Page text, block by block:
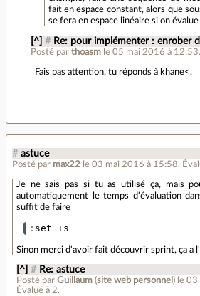
fait en espace constant, alors que
se fera en espace linéaire si on
[^] # Re: pour implémenter : enrober
Posté par thoasm le 05 mai 2016 à 12:53.
Fais pas attention, tu réponds à khane<.
# astuce
Posté par max22 le 03 mai 2016 à 15:58.
Je ne sais pas si tu as utilisé ça, mais
automatiquement le temps d'évaluation
suffit de faire
: set +s
Sinon merci d'avoir fait découvrir sprint, ça a
[^] # Re: astuce
Posté parGuillaum (site web personnel ) le
Évalué à 2.